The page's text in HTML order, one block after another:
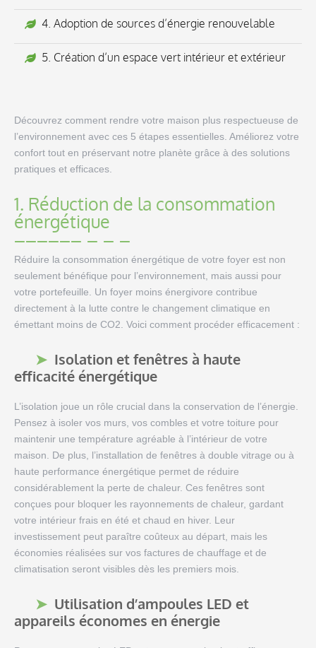
4. Adoption de sources d’énergie renouvelable
5. Création d’un espace vert intérieur et extérieur
Découvrez comment rendre votre maison plus respectueuse de
l’environnement avec ces 5 étapes essentielles. Améliorez votre
confort tout en préservant notre planète grâce à des solutions
pratiques et efficaces.
1. Réduction de la consommation
énergétique
Réduire la consommation énergétique de votre foyer est non
seulement bénéfique pour l’environnement, mais aussi pour
votre portefeuille. Un foyer moins énergivore contribue
directement à la lutte contre le changement climatique en
émettant moins de CO2. Voici comment procéder efficacement :
Isolation et fenêtres à haute
efficacité énergétique
L’isolation joue un rôle crucial dans la conservation de l’énergie.
Pensez à isoler vos murs, vos combles et votre toiture pour
maintenir une température agréable à l’intérieur de votre
maison. De plus, l’installation de fenêtres à double vitrage ou à
haute performance énergétique permet de réduire
considérablement la perte de chaleur. Ces fenêtres sont
conçues pour bloquer les rayonnements de chaleur, gardant
votre intérieur frais en été et chaud en hiver. Leur
investissement peut paraître coûteux au départ, mais les
économies réalisées sur vos factures de chauffage et de
climatisation seront visibles dès les premiers mois.
Utilisation d’ampoules LED et
appareils économes en énergie